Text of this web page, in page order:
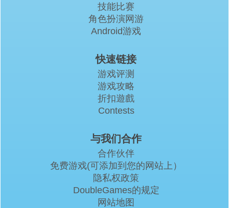
技能比赛
角色扮演网游
Android游戏
快速链接
游戏评测
游戏攻略
折扣遊戲
Contests
与我们合作
合作伙伴
免费游戏(可添加到您的网站上）
隐私权政策
DoubleGames的规定
网站地图